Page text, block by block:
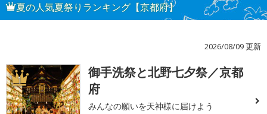
夏の人気夏祭りランキング【京都府】
2026/08/09 更新
1
御手洗祭と北野七夕祭／京都
府
みんなの願いを天神様に届けよう